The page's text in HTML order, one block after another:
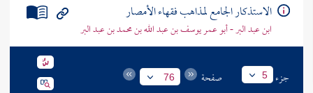
الاستذكار الجامع لمذاهب فقهاء الأمصار
ابن عبد البر - أبو عمر يوسف بن عبد الله بن محمد بن عبد البر
جزء 5 صفحة 76